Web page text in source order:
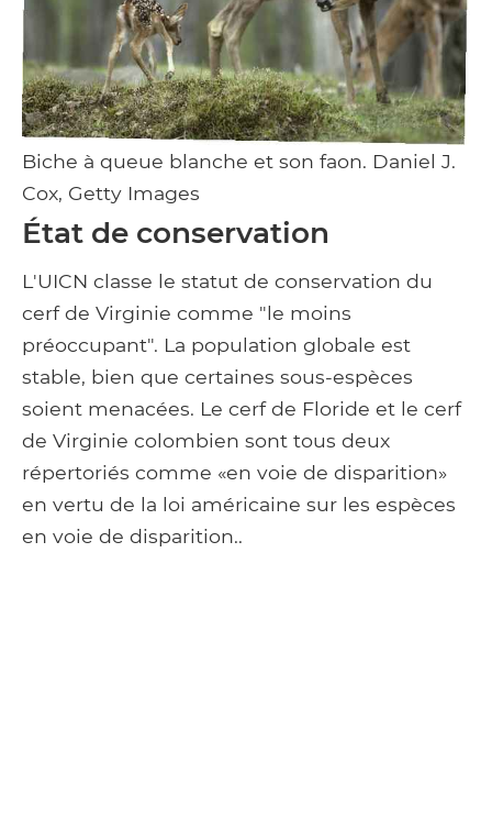
Biche à queue blanche et son faon. Daniel J.
Cox, Getty Images
État de conservation
L'UICN classe le statut de conservation du
cerf de Virginie comme "le moins
préoccupant". La population globale est
stable, bien que certaines sous-espèces
soient menacées. Le cerf de Floride et le cerf
de Virginie colombien sont tous deux
répertoriés comme «en voie de disparition»
en vertu de la loi américaine sur les espèces
en voie de disparition..